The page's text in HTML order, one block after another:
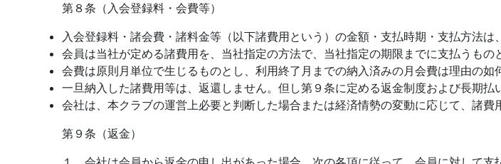
第８条（入会登録料・会費等）
入会登録料・諸会費・諸料金等（以下諸費用という）の金額・支払時期・支払方法は
会員は当社が定める諸費用を、当社指定の方法で、当社指定の期限までに支払うもの
会費は原則月単位で生じるものとし、利用終了月までの納入済みの月会費は理由の如
一旦納入した諸費用等は、返還しません。但し第９条に定める返金制度および長期払
会社は、本クラブの運営上必要と判断した場合または経済情勢の変動に応じて、諸費
第９条（返金）